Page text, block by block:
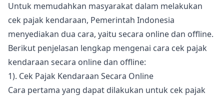
Untuk memudahkan masyarakat dalam melakukan
cek pajak kendaraan, Pemerintah Indonesia
menyediakan dua cara, yaitu secara online dan offline.
Berikut penjelasan lengkap mengenai cara cek pajak
kendaraan secara online dan offline:
1). Cek Pajak Kendaraan Secara Online
Cara pertama yang dapat dilakukan untuk cek pajak